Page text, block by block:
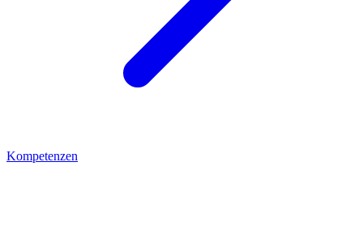
Kompetenzen